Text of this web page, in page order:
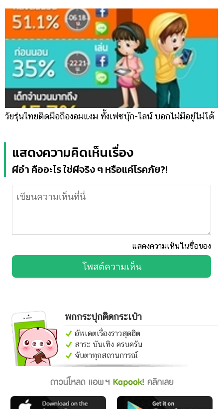
วัยรุ่นไทยติดมือถืองอมแงม ทั้งเฟซบุ๊ก-ไลน์ บอกไม่มีอยู่ไม่ได้
แสดงความคิดเห็นเรื่อง
ผีอำ คืออะไร ใช่ผีจริง ๆ หรือแค่โรคภัย?!
แสดงความเห็นในชื่อของ
โพสต์ความเห็น
พกกระปุกติดกระเป๋า
อัพเดตเรื่องราวสุดฮิต
สาระ บันเทิง ครบครัน
จับตาทุกสถานการณ์